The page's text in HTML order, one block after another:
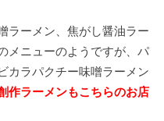
ラーメン、焦がし醤油ラー
メニューのようですが、パ
カラパクチー味噌ラーメン
作ラーメンもこちらのお店